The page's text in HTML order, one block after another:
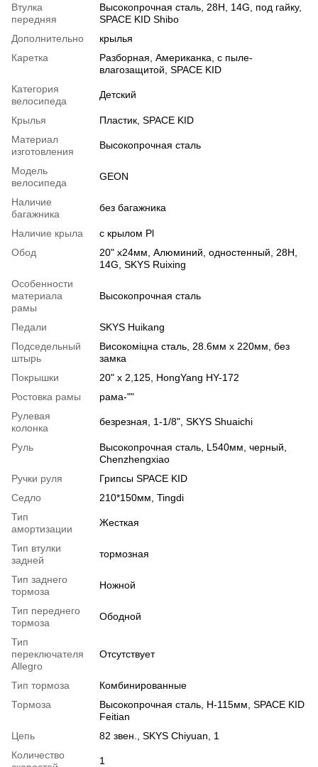
Втулка
передняя
Высокопрочная сталь, 28H, 14G, под гайку,
SPACE KID Shibo
Дополнительно
крылья
Каретка
Разборная, Американка, с пыле-
влагозащитой, SPACE KID
Категория
велосипеда
Детский
Крылья
Пластик, SPACE KID
Материал
изготовления
Высокопрочная сталь
Модель
велосипеда
GEON
Наличие
багажника
без багажника
Наличие крыла
с крылом Pl
Обод
20" х24мм, Алюминий, одностенный, 28H,
14G, SKYS Ruixing
Особенности
материала
рамы
Высокопрочная сталь
Педали
SKYS Huikang
Подседельный
штырь
Високоміцна сталь, 28.6мм х 220мм, без
замка
Покрышки
20" x 2,125, HongYang HY-172
Ростовка рамы
рама-""
Рулевая
колонка
безрезная, 1-1/8", SKYS Shuaichi
Руль
Высокопрочная сталь, L540мм, черный,
Chenzhengxiao
Ручки руля
Грипсы SPACE KID
Седло
210*150мм, Tingdi
Тип
амортизации
Жесткая
Тип втулки
задней
тормозная
Тип заднего
тормоза
Ножной
Тип переднего
тормоза
Ободной
Тип
переключателя
Allegro
Отсутствует
Тип тормоза
Комбинированные
Тормоза
Высокопрочная сталь, H-115мм, SPACE KID
Feitian
Цепь
82 звен., SKYS Chiyuan, 1
Количество
1